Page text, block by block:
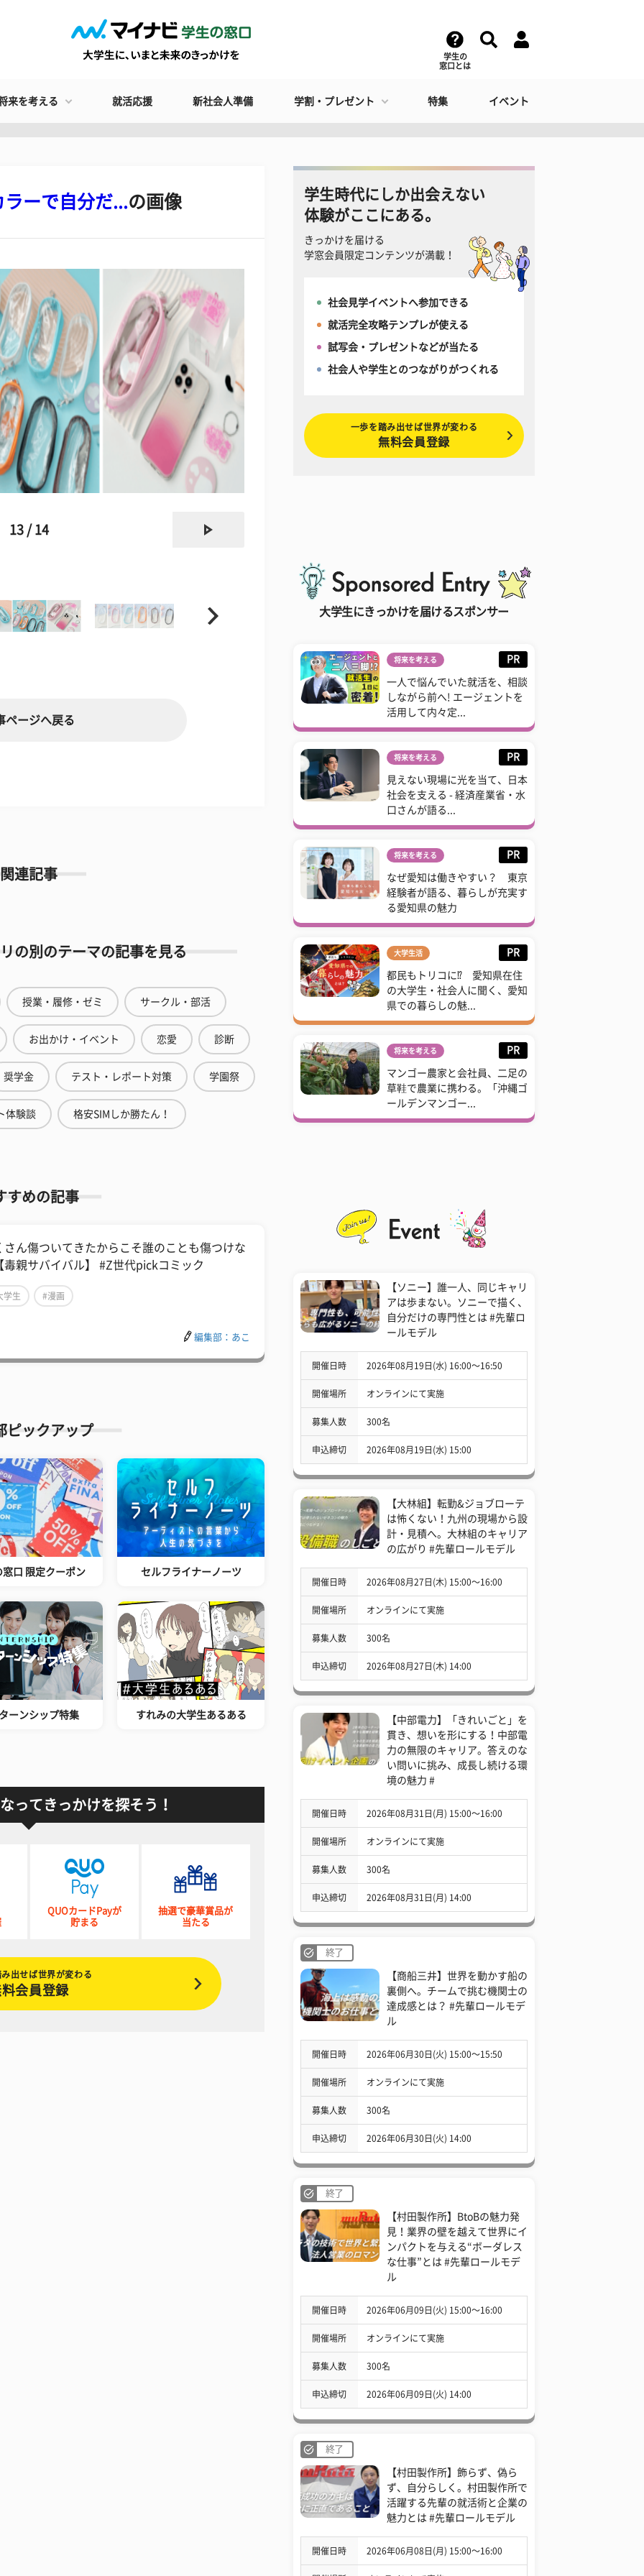
学生の
窓口とは
来を考える 就活応援 新社会人準備 学割・プレゼント 特集 イベント
ーで自分だ...の画像
13 / 14
ページへ戻る
関連記事
の別のテーマの記事を見る
授業・履修・ゼミ サークル・部活
お出かけ・イベント 恋愛 診断
奨学金 テスト・レポート対策 学園祭
体験談 格安SIMしか勝たん！
すめの記事
さん傷ついてきたからこそ誰のことも傷つけな
毒親サバイバル】 #Z世代pickコミック
学生 #漫画
編集部：あこ
ピックアップ
窓口 限定クーポン セルフライナーノーツ
ーンシップ特集 すれみの大学生あるある
ってきっかけを探そう！
QUOカードPayが
貯まる
抽選で豪華賞品が
当たる
出せば世界が変わる
会員登録
学生時代にしか出会えない
体験がここにある。
きっかけを届ける
学窓会員限定コンテンツが満載！
社会見学イベントへ参加できる
就活完全攻略テンプレが使える
試写会・プレゼントなどが当たる
社会人や学生とのつながりがつくれる
一歩を踏み出せば世界が変わる
無料会員登録
大学生にきっかけを届けるスポンサー
将来を考える PR
一人で悩んでいた就活を、相談
しながら前へ! エージェントを
活用して内々定...
将来を考える PR
見えない現場に光を当て、日本
社会を支える - 経済産業省・水
口さんが語る...
将来を考える PR
なぜ愛知は働きやすい？ 東京
経験者が語る、暮らしが充実す
る愛知県の魅力
大学生活 PR
都民もトリコに⁉ 愛知県在住
の大学生・社会人に聞く、愛知
県での暮らしの魅...
将来を考える PR
マンゴー農家と会社員、二足の
草鞋で農業に携わる。「沖縄ゴ
ールデンマンゴー...
【ソニー】誰一人、同じキャリ
アは歩まない。ソニーで描く、
自分だけの専門性とは #先輩ロ
ールモデル
開催日時 2026年08月19日(水) 16:00〜16:50
開催場所 オンラインにて実施
募集人数 300名
申込締切 2026年08月19日(水) 15:00
【大林組】転勤&ジョブローテ
は怖くない！九州の現場から設
計・見積へ。大林組のキャリア
の広がり #先輩ロールモデル
開催日時 2026年08月27日(木) 15:00〜16:00
開催場所 オンラインにて実施
募集人数 300名
申込締切 2026年08月27日(木) 14:00
【中部電力】「きれいごと」を
貫き、想いを形にする！中部電
力の無限のキャリア。答えのな
い問いに挑み、成長し続ける環
境の魅力 #
開催日時 2026年08月31日(月) 15:00〜16:00
開催場所 オンラインにて実施
募集人数 300名
申込締切 2026年08月31日(月) 14:00
終了
【商船三井】世界を動かす船の
裏側へ。チームで挑む機関士の
達成感とは？ #先輩ロールモデ
ル
開催日時 2026年06月30日(火) 15:00〜15:50
開催場所 オンラインにて実施
募集人数 300名
申込締切 2026年06月30日(火) 14:00
終了
【村田製作所】BtoBの魅力発
見！業界の壁を越えて世界にイ
ンパクトを与える“ボーダレス
な仕事”とは #先輩ロールモデ
ル
開催日時 2026年06月09日(火) 15:00〜16:00
開催場所 オンラインにて実施
募集人数 300名
申込締切 2026年06月09日(火) 14:00
終了
【村田製作所】飾らず、偽ら
ず、自分らしく。村田製作所で
活躍する先輩の就活術と企業の
魅力とは #先輩ロールモデル
開催日時 2026年06月08日(月) 15:00〜16:00